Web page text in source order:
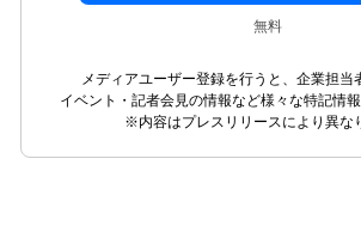
無料
メディアユーザー登録を行うと、企業担当
イベント・記者会見の情報など様々な特記情報
※内容はプレスリリースにより異な